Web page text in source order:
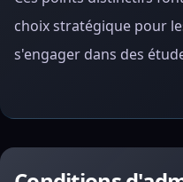
choix stratégique pour
s'engager dans des